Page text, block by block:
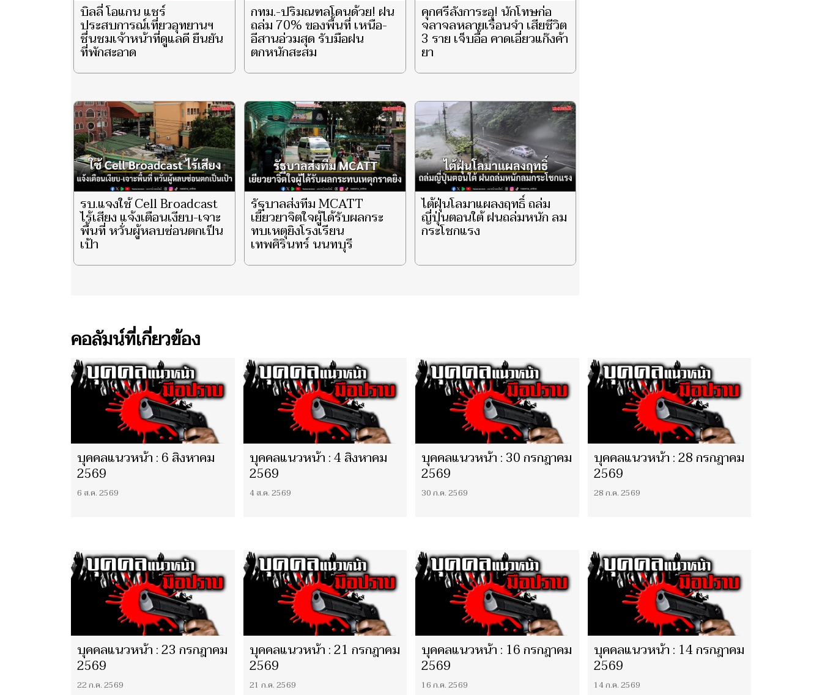
บิลลี่ โอแกน แชร์
ประสบการณ์เที่ยวอุทยานฯ
ชื่นชมเจ้าหน้าที่ดูแลดี ยืนยัน
ที่พักสะอาด
กทม.-ปริมณฑลโดนด้วย! ฝน
ถล่ม 70% ของพื้นที่ เหนือ-
อีสานอ่วมสุด รับมือฝน
ตกหนักสะสม
คุกศรีลังการะอุ! นักโทษก่อ
จลาจลหลายเรือนจำ เสียชีวิต
3 ราย เจ็บอื้อ คาดเอี่ยวแก๊งค้า
ยา
รบ.แจงใช้ Cell Broadcast
ไร้เสียง แจ้งเตือนเงียบ-เจาะ
พื้นที่ หวั่นผู้หลบซ่อนตกเป็น
เป้า
รัฐบาลส่งทีม MCATT
เยียวยาจิตใจผู้ได้รับผลกระ
ทบเหตุยิงโรงเรียน
เทพศิรินทร์ นนทบุรี
ไต้ฝุ่นโลมาแผลงฤทธิ์ ถล่ม
ญี่ปุ่นตอนใต้ ฝนถล่มหนัก ลม
กระโชกแรง
คอลัมน์ที่เกี่ยวข้อง
บุคคลแนวหน้า : 6 สิงหาคม
2569
6 ส.ค. 2569
บุคคลแนวหน้า : 4 สิงหาคม
2569
4 ส.ค. 2569
บุคคลแนวหน้า : 30 กรกฎาคม
2569
30 ก.ค. 2569
บุคคลแนวหน้า : 28 กรกฎาคม
2569
28 ก.ค. 2569
บุคคลแนวหน้า : 23 กรกฎาคม
2569
22 ก.ค. 2569
บุคคลแนวหน้า : 21 กรกฎาคม
2569
21 ก.ค. 2569
บุคคลแนวหน้า : 16 กรกฎาคม
2569
16 ก.ค. 2569
บุคคลแนวหน้า : 14 กรกฎาคม
2569
14 ก.ค. 2569